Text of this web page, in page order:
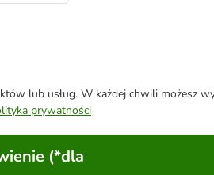
lub usług. W każdej chwili możesz
prywatności
(*dla